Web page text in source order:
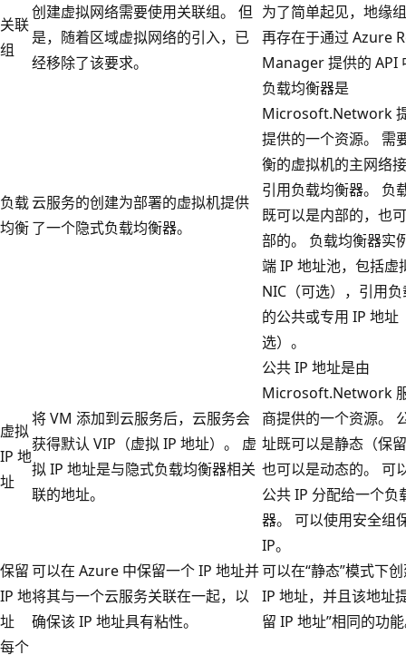
关联
组
创建虚拟网络需要使用关联组。 但
是，随着区域虚拟网络的引入，已
经移除了该要求。
为了简单起见，地缘
再存在于通过 Azure
Manager 提供的 API
负载
均衡
云服务的创建为部署的虚拟机提供
了一个隐式负载均衡器。
负载均衡器是
Microsoft.Network
提供的一个资源。 需
衡的虚拟机的主网络
引用负载均衡器。 负
既可以是内部的，也
部的。 负载均衡器实
端 IP 地址池，包括虚
NIC（可选），引用
的公共或专用 IP 地址
选）。
虚拟
IP 地
址
将 VM 添加到云服务后，云服务会
获得默认 VIP（虚拟 IP 地址）。 虚
拟 IP 地址是与隐式负载均衡器相关
联的地址。
公共 IP 地址是由
Microsoft.Network
商提供的一个资源。
址既可以是静态（保
也可以是动态的。 可
公共 IP 分配给一个负
器。 可以使用安全组
IP。
保留
IP 地
址
可以在 Azure 中保留一个 IP 地址并
将其与一个云服务关联在一起，以
确保该 IP 地址具有粘性。
可以在“静态”模式下
IP 地址，并且该地址
留 IP 地址”相同的功
每个